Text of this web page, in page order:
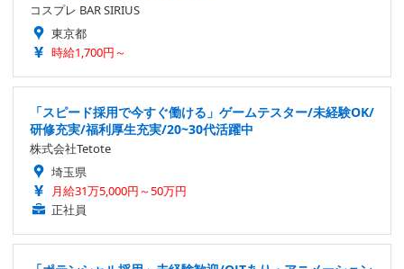
コスプレ BAR SIRIUS
東京都
時給1,700円～
「スピード採用で今すぐ働ける」ゲームテスター/未経験OK/
研修充実/福利厚生充実/20~30代活躍中
株式会社Tetote
埼玉県
月給31万5,000円～50万円
正社員